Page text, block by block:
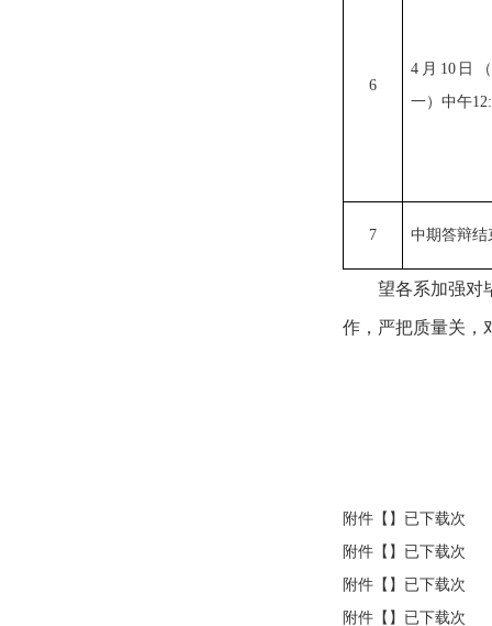
6
4 月 10日
一）中午
7 中期答辩结
望各系加强对
作，严把质量关，
附件【】已下载次
附件【】已下载次
附件【】已下载次
附件【】已下载次